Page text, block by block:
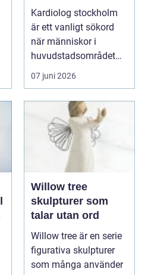
och moderna
hjärnbedömningar
Kardiolog stockholm
är ett vanligt sökord
när människor i
huvudstadsområdet
letar efter sakkunnig
hj...
07 juni 2026
Willow tree
skulpturer som
talar utan ord
Willow tree är en serie
figurativa skulpturer
som många använder